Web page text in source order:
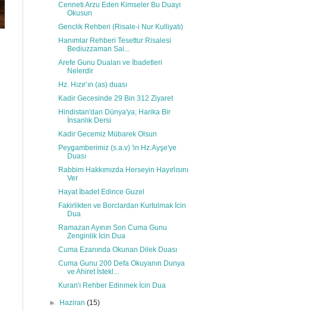
Cenneti Arzu Eden Kimseler Bu Duayı
Okusun
Genclik Rehberi (Risale-i Nur Kulliyatı)
Hanımlar Rehberi Tesettur Risalesi
Bediuzzaman Sai...
Arefe Gunu Duaları ve İbadetleri
Nelerdir
Hz. Hızır’ın (as) duası
Kadir Gecesinde 29 Bin 312 Ziyaret
Hindistan'dan Dünya'ya; Harika Bir
İnsanlık Dersi
Kadir Gecemiz Mübarek Olsun
Peygamberimiz (s.a.v) 'in Hz.Ayşe'ye
Duası
Rabbim Hakkımızda Herseyin Hayırlısını
Ver
Hayat İbadet Edince Guzel
Fakirlikten ve Borclardan Kurtulmak İcin
Dua
Ramazan Ayının Son Cuma Gunu
Zenginlik İcin Dua
Cuma Ezanında Okunan Dilek Duası
Cuma Gunu 200 Defa Okuyanın Dunya
ve Ahiret İstekl...
Kuran'ı Rehber Edinmek İcin Dua
► Haziran(15)